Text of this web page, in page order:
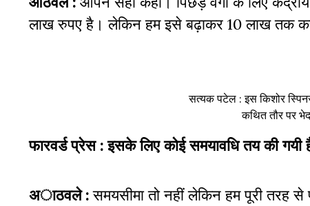
लाख रुपए है। लेकिन हम इसे बढ़ाकर 10 लाख तक
सत्यक पटेल : इस किशोर
कथित तौर पर
फारवर्ड प्रेस : इसके लिए कोई समयावधि तय की गयी
अाठवले :समयसीमा तो नहीं लेकिन हम पूरी तरह से